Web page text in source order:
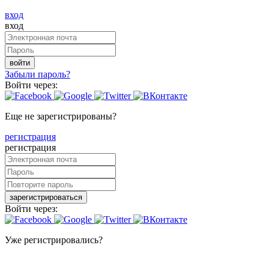
вход
вход
войти
Забыли пароль?
Войти через:
Еще не зарегистрированы?
регистрация
регистрация
зарегистрироваться
Войти через:
Уже регистрировались?